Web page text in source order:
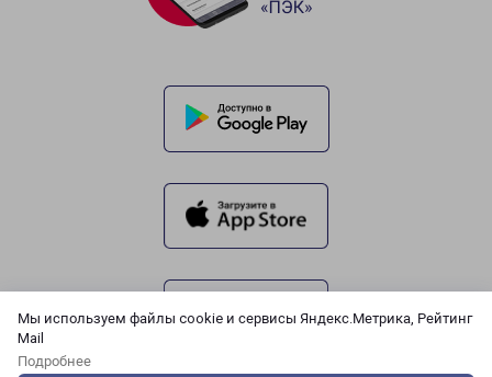
Мы используем файлы cookie и сервисы Яндекс.Метрика, Рейтинг
Mail
Подробнее